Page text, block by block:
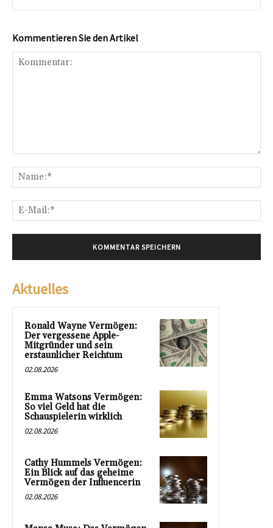
Kommentieren Sie den Artikel
Aktuelles
Ronald Wayne Vermögen:
Der vergessene Apple-
Mitgründer und sein
erstaunlicher Reichtum
02.08.2026
Emma Watsons Vermögen:
So viel Geld hat die
Schauspielerin wirklich
02.08.2026
Cathy Hummels Vermögen:
Ein Blick auf das geheime
Vermögen der Influencerin
02.08.2026